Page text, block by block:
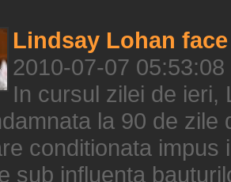
Lindsay Lohan
2010-07-07 05:53:08
In cursul zilei de ieri,
la 90 de
conditionata
sub influenta